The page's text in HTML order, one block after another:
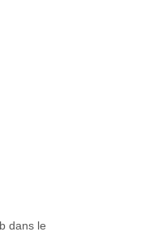
dans le